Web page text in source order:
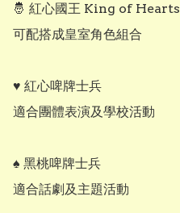
🤴 紅心國王 King of Hearts
可配搭成皇室角色組合
♥️ 紅心啤牌士兵
適合團體表演及學校活動
♠️ 黑桃啤牌士兵
適合話劇及主題活動